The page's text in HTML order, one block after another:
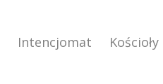
Intencjomat Kościoły